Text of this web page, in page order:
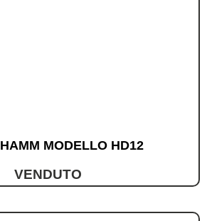
MODELLO HD12
VENDUTO